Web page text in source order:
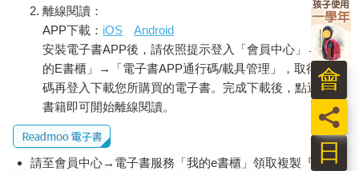
離線閱讀：
APP下載： iOS
Android
安裝電子書APP後，請依照提示登入「會員中心」→「我
的E書櫃」→「電子書APP通行碼/載具管理」，取得通行
碼再登入下載您所購買的電子書。完成下載後，點選任一
書籍即可開始離線閱讀。
請至會員中心→電子書服務「我的e書櫃」領取複製『兌換
日
員
會